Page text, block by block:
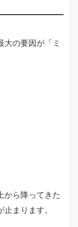
大の要因が「ミ
から降ってきた
まります。